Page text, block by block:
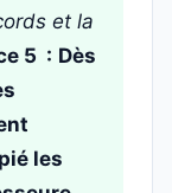
et la
5 : Dès
les